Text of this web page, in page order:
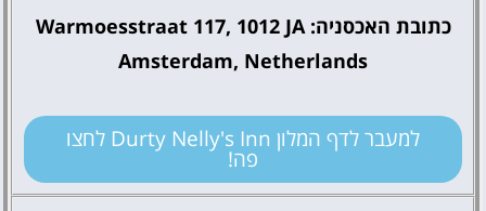
כתובת האכסניה: Warmoesstraat 117, 1012 JA
Amsterdam, Netherlands
למעבר לדף המלון Durty Nelly's Inn לחצו
פה!